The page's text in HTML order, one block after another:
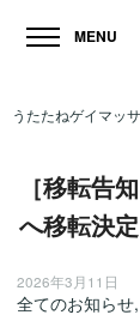
MENU
［移転告
へ移転決定
2026年3月11日
全てのお知らせ,